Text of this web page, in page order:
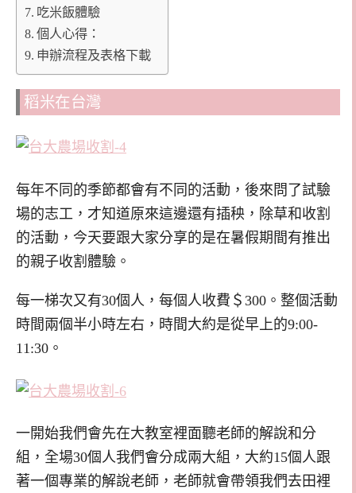
吃米飯體驗
個人心得：
申辦流程及表格下載
稻米在台灣
每年不同的季節都會有不同的活動，後來問了試驗
場的志工，才知道原來這邊還有插秧，除草和收割
的活動，今天要跟大家分享的是在暑假期間有推出
的親子收割體驗。
每一梯次又有30個人，每個人收費＄300。整個活動
時間兩個半小時左右，時間大約是從早上的9:00-
11:30。
一開始我們會先在大教室裡面聽老師的解說和分
組，全場30個人我們會分成兩大組，大約15個人跟
著一個專業的解說老師，老師就會帶領我們去田裡